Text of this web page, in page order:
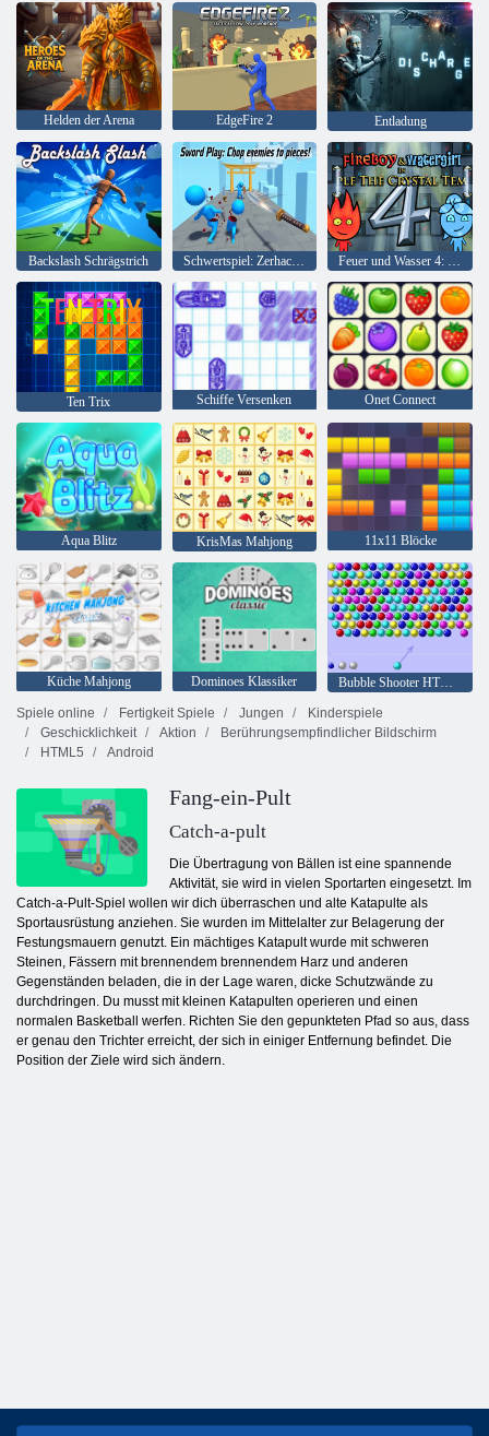
Helden der Arena EdgeFire 2 Entladung
Backslash Schrägstrich Schwertspiel: Zerhacke deine Feinde! Feuer und Wasser 4: Kristalltempel
Ten Trix Schiffe Versenken Onet Connect
Aqua Blitz KrisMas Mahjong 11x11 Blöcke
Küche Mahjong Dominoes Klassiker
Bubble Shooter HTML5
Spiele online
Fertigkeit Spiele Jungen
Kinderspiele
Geschicklichkeit
Aktion
Berührungsempfindlicher Bildschirm
HTML5
Android
Fang-ein-Pult
Catch-a-pult
Die Übertragung von Bällen ist eine spannende
Aktivität, sie wird in vielen Sportarten eingesetzt. Im
Catch-a-Pult-Spiel wollen wir dich überraschen und alte Katapulte als
Sportausrüstung anziehen. Sie wurden im Mittelalter zur Belagerung der
Festungsmauern genutzt. Ein mächtiges Katapult wurde mit schweren
Steinen, Fässern mit brennendem brennendem Harz und anderen
Gegenständen beladen, die in der Lage waren, dicke Schutzwände zu
durchdringen. Du musst mit kleinen Katapulten operieren und einen
normalen Basketball werfen. Richten Sie den gepunkteten Pfad so aus, dass
er genau den Trichter erreicht, der sich in einiger Entfernung befindet. Die
Position der Ziele wird sich ändern.